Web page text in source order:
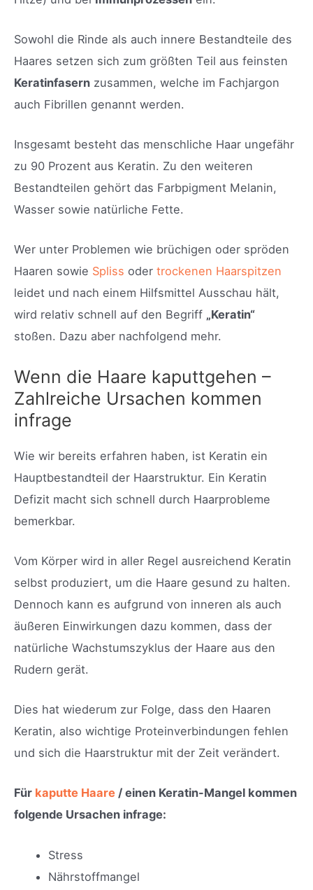
Sowohl die Rinde als auch innere Bestandteile des
Haares setzen sich zum größten Teil aus feinsten
Keratinfasern zusammen, welche im Fachjargon
auch Fibrillen genannt werden.
Insgesamt besteht das menschliche Haar ungefähr
zu 90 Prozent aus Keratin. Zu den weiteren
Bestandteilen gehört das Farbpigment Melanin,
Wasser sowie natürliche Fette.
Wer unter Problemen wie brüchigen oder spröden
Haaren sowie Spliss oder trockenen Haarspitzen
leidet und nach einem Hilfsmittel Ausschau hält,
wird relativ schnell auf den Begriff „Keratin“
stoßen. Dazu aber nachfolgend mehr.
Wenn die Haare kaputtgehen –
Zahlreiche Ursachen kommen
infrage
Wie wir bereits erfahren haben, ist Keratin ein
Hauptbestandteil der Haarstruktur. Ein Keratin
Defizit macht sich schnell durch Haarprobleme
bemerkbar.
Vom Körper wird in aller Regel ausreichend Keratin
selbst produziert, um die Haare gesund zu halten.
Dennoch kann es aufgrund von inneren als auch
äußeren Einwirkungen dazu kommen, dass der
natürliche Wachstumszyklus der Haare aus den
Rudern gerät.
Dies hat wiederum zur Folge, dass den Haaren
Keratin, also wichtige Proteinverbindungen fehlen
und sich die Haarstruktur mit der Zeit verändert.
Für kaputte Haare / einen Keratin-Mangel kommen
folgende Ursachen infrage:
Stress
Nährstoffmangel